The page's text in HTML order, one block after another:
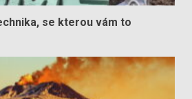
se kterou vám to